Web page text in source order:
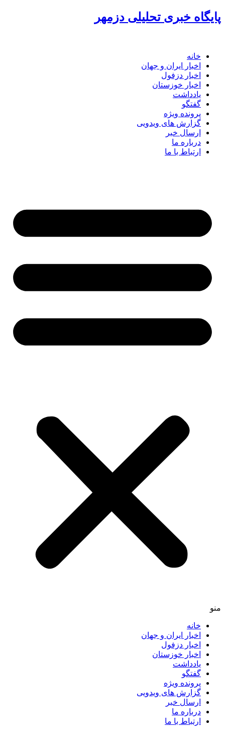
پرش
به
پایگاه خبری تحلیلی دزمهر
خانه
اخبار ایران و جهان
اخبار دزفول
اخبار خوزستان
یادداشت
گفتگو
پرونده ویژه
گزارش های ویدویی
ارسال خبر
درباره ما
ارتباط با ما
منو
خانه
اخبار ایران و جهان
اخبار دزفول
اخبار خوزستان
یادداشت
گفتگو
پرونده ویژه
گزارش های ویدویی
ارسال خبر
درباره ما
ارتباط با ما